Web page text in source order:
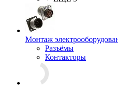
Монтаж
Разъёмы
Контакторы